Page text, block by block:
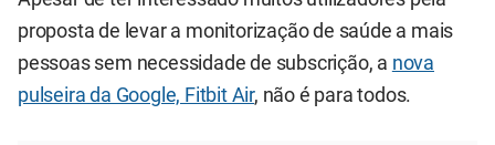
proposta de levar a monitorização de saúde a mais
pessoas sem necessidade de subscrição, a nova
pulseira da Google, Fitbit Air, não é para todos.